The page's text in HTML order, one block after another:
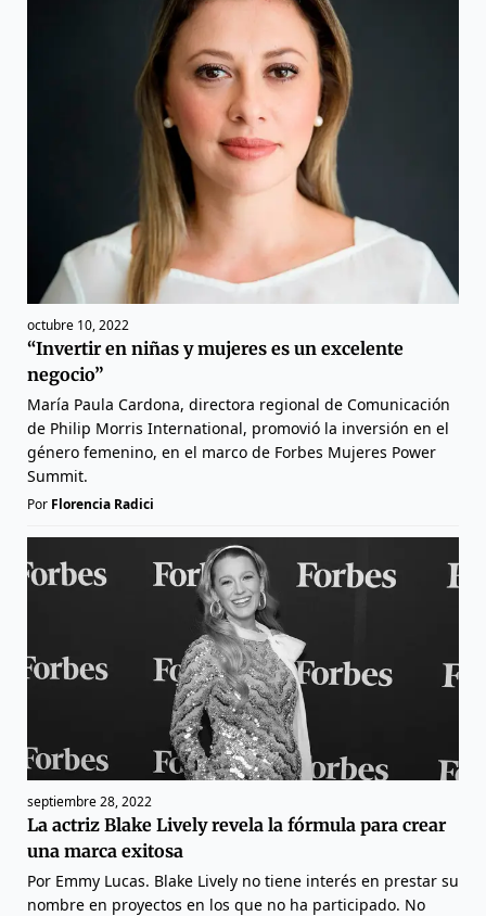
octubre 10, 2022
“Invertir en niñas y mujeres es un excelente
negocio”
María Paula Cardona, directora regional de Comunicación
de Philip Morris International, promovió la inversión en el
género femenino, en el marco de Forbes Mujeres Power
Summit.
Por Florencia Radici
septiembre 28, 2022
La actriz Blake Lively revela la fórmula para crear
una marca exitosa
Por Emmy Lucas. Blake Lively no tiene interés en prestar su
nombre en proyectos en los que no ha participado. No